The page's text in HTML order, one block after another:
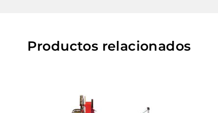
Productos relacionados